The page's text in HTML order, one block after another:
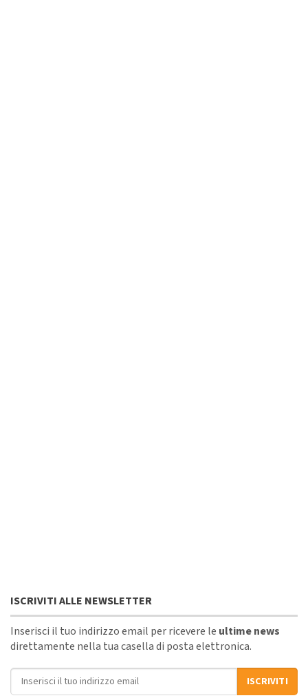
ISCRIVITI ALLE NEWSLETTER
Inserisci il tuo indirizzo email per ricevere le ultime news
direttamente nella tua casella di posta elettronica.
Indirizzo email
ISCRIVITI